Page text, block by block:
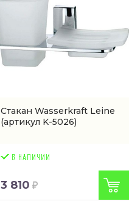
Стакан Wasserkraft Leine
(артикул K-5026)
3 810